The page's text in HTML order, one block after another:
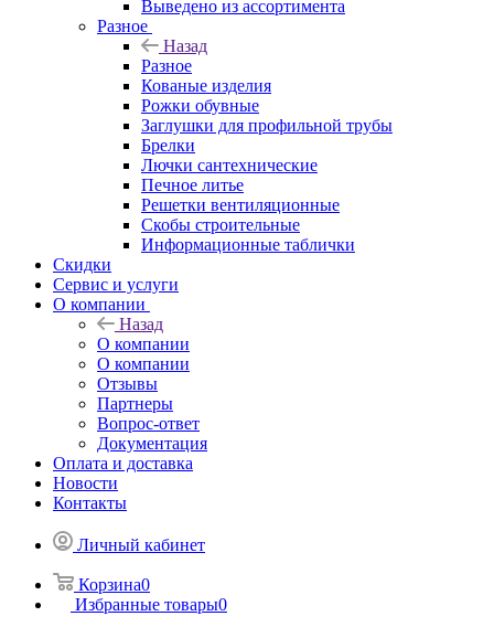
Выведено из ассортимента
Разное
Назад
Разное
Кованые изделия
Рожки обувные
Заглушки для профильной трубы
Брелки
Лючки сантехнические
Печное литье
Решетки вентиляционные
Скобы строительные
Информационные таблички
Скидки
Сервис и услуги
О компании
Назад
О компании
О компании
Отзывы
Партнеры
Вопрос-ответ
Документация
Оплата и доставка
Новости
Контакты
Личный кабинет
Корзина0
Избранные товары0